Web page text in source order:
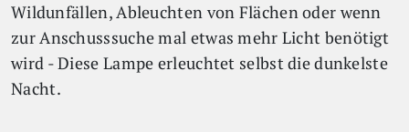
Wildunfällen, Ableuchten von Flächen oder wenn
zur Anschusssuche mal etwas mehr Licht benötigt
wird - Diese Lampe erleuchtet selbst die dunkelste
Nacht.